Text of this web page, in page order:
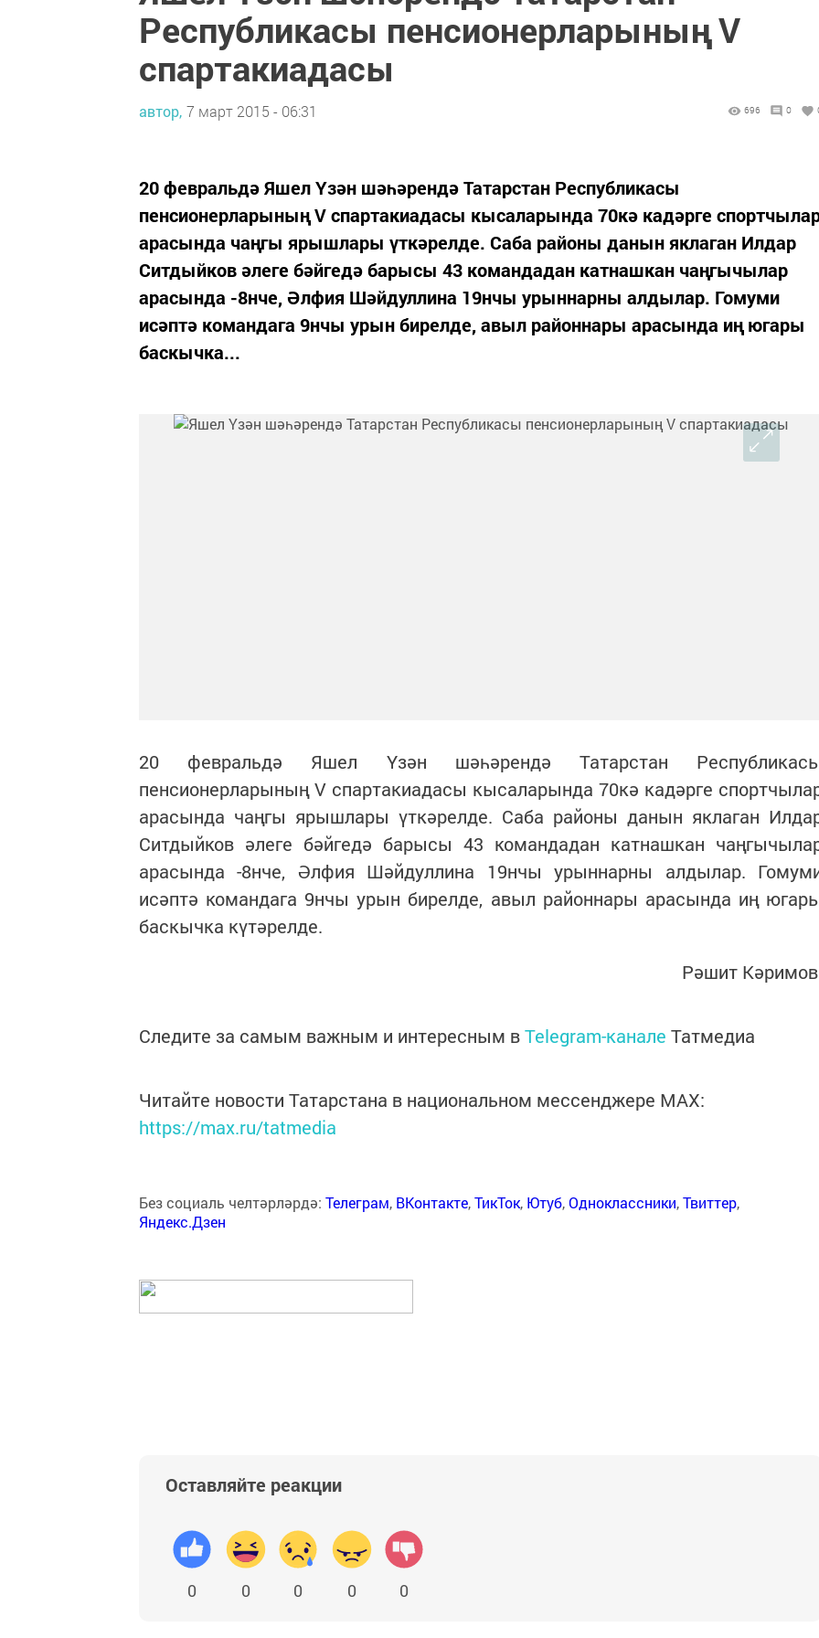
Республикасы пенсионерларының V
спартакиадасы
автор, 7 март 2015 - 06:31 696 0
20 февральдә Яшел Үзән шәһәрендә Татарстан Республикасы
пенсионерларының V спартакиадасы кысаларында 70кә кадәрге
арасында чаңгы ярышлары үткәрелде. Саба районы данын яклаган Илдар
Ситдыйков әлеге бәйгедә барысы 43 командадан катнашкан чаңгычылар
арасында -8нче, Әлфия Шәйдуллина 19нчы урыннарны алдылар. Гомуми
исәптә командага 9нчы урын бирелде, авыл районнары арасында иң югары
баскычка...
20 февральдә Яшел Үзән шәһәрендә Татарстан
пенсионерларының V спартакиадасы кысаларында 70кә кадәрге
арасында чаңгы ярышлары үткәрелде. Саба районы данын яклаган
Ситдыйков әлеге бәйгедә барысы 43 командадан катнашкан
арасында -8нче, Әлфия Шәйдуллина 19нчы урыннарны алдылар.
исәптә командага 9нчы урын бирелде, авыл районнары арасында иң
баскычка күтәрелде.
Рәшит
Следите за самым важным и интересным вTelegram-канале Татмедиа
Читайте новости Татарстана в национальном мессенджере MАХ:
https://max.ru/tatmedia
Без социаль челтәрләрдә: Телеграм, ВКонтакте,ТикТок, Ютуб,Одноклассники,Твиттер,
Яндекс.Дзен
Оставляйте реакции
0 0 0 0 0